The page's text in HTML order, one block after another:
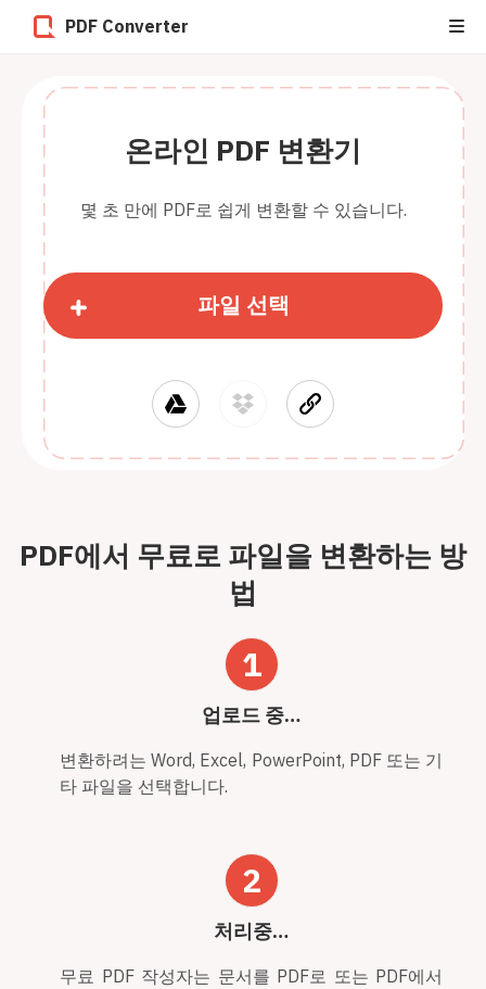
PDF Converter
온라인 PDF 변환기
몇 초 만에 PDF로 쉽게 변환할 수 있습니다.
파일 선택
PDF에서 무료로 파일을 변환하는 방
법
1
업로드 중…
변환하려는 Word, Excel, PowerPoint, PDF 또는 기
타 파일을 선택합니다.
2
처리중…
무료 PDF 작성자는 문서를 PDF로 또는 PDF에서